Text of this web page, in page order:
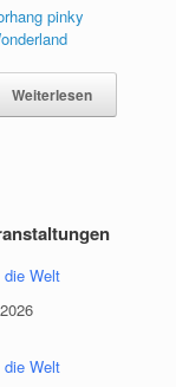
pinky
Weiterlesen
die Welt
die Welt